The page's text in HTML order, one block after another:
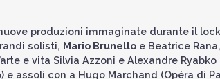
produzioni immaginate durante il
solisti, Mario Brunello e Beatrice
e vita Silvia Azzoni e Alexandre
e assoli con a Hugo Marchand (Opéra di